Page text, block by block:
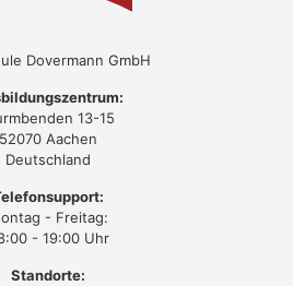
Dovermann GmbH
13-15
52070 Aachen
Deutschland
- Freitag:
- 19:00 Uhr
Standorte: